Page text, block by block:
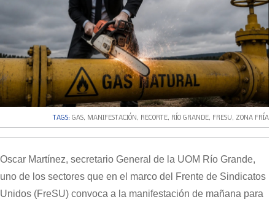
TAGS: GAS, MANIFESTACIÓN , RECORTE, RÍO GRANDE, FRESU, ZONA FRÍA
Oscar Martínez, secretario General de la UOM Río Grande,
uno de los sectores que en el marco del Frente de Sindicatos
Unidos (FreSU) convoca a la manifestación de mañana para